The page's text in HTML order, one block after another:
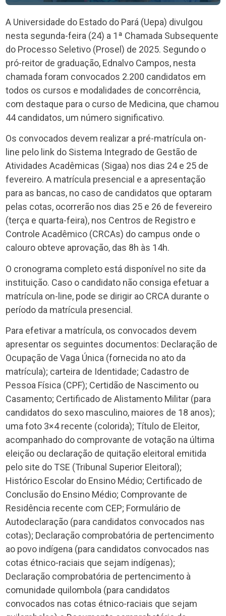
A Universidade do Estado do Pará (Uepa) divulgou
nesta segunda-feira (24) a 1ª Chamada Subsequente
do Processo Seletivo (Prosel) de 2025. Segundo o
pró-reitor de graduação, Ednalvo Campos, nesta
chamada foram convocados 2.200 candidatos em
todos os cursos e modalidades de concorrência,
com destaque para o curso de Medicina, que chamou
44 candidatos, um número significativo.
Os convocados devem realizar a pré-matrícula on-
line pelo link do Sistema Integrado de Gestão de
Atividades Acadêmicas (Sigaa) nos dias 24 e 25 de
fevereiro. A matrícula presencial e a apresentação
para as bancas, no caso de candidatos que optaram
pelas cotas, ocorrerão nos dias 25 e 26 de fevereiro
(terça e quarta-feira), nos Centros de Registro e
Controle Acadêmico (CRCAs) do campus onde o
calouro obteve aprovação, das 8h às 14h.
O cronograma completo está disponível no site da
instituição. Caso o candidato não consiga efetuar a
matrícula on-line, pode se dirigir ao CRCA durante o
período da matrícula presencial.
Para efetivar a matrícula, os convocados devem
apresentar os seguintes documentos: Declaração de
Ocupação de Vaga Única (fornecida no ato da
matrícula); carteira de Identidade; Cadastro de
Pessoa Física (CPF); Certidão de Nascimento ou
Casamento; Certificado de Alistamento Militar (para
candidatos do sexo masculino, maiores de 18 anos);
uma foto 3×4 recente (colorida); Título de Eleitor,
acompanhado do comprovante de votação na última
eleição ou declaração de quitação eleitoral emitida
pelo site do TSE (Tribunal Superior Eleitoral);
Histórico Escolar do Ensino Médio; Certificado de
Conclusão do Ensino Médio; Comprovante de
Residência recente com CEP; Formulário de
Autodeclaração (para candidatos convocados nas
cotas); Declaração comprobatória de pertencimento
ao povo indígena (para candidatos convocados nas
cotas étnico-raciais que sejam indígenas);
Declaração comprobatória de pertencimento à
comunidade quilombola (para candidatos
convocados nas cotas étnico-raciais que sejam